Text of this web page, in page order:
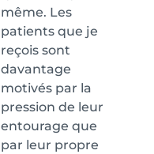
même. Les
patients que je
reçois sont
davantage
motivés par la
pression de leur
entourage que
par leur propre